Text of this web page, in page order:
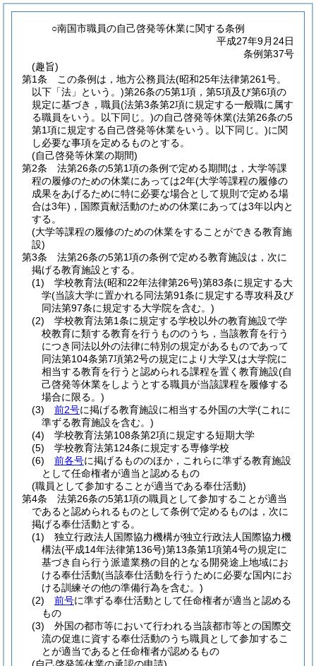
○南国市職員の自己啓発等休業に関する条例
平成27年9月24日
条例第37号
(趣旨)
第1条
この条例は，地方公務員法(昭和25年法律第261号。
以下「法」という。)第26条の5第1項，第5項及び第6項の
規定に基づき，職員(法第3条第2項に規定する一般職に属す
る職員をいう。以下同じ。)の自己啓発等休業(法第26条の5
第1項に規定する自己啓発等休業をいう。以下同じ。)に関
し必要な事項を定めるものとする。
(自己啓発等休業の期間)
第2条
法第26条の5第1項の条例で定める期間は，大学等課
程の履修のための休業にあっては2年(大学等課程の履修の
成果をあげるために特に必要な場合として規則で定める場
合は3年) ，国際貢献活動のための休業にあっては3年以内と
する。
(大学等課程の履修のための休業をすることができる教育施
設)
第3条
法第26条の5第1項の条例で定める教育施設は，次に
掲げる教育施設とする。
(1)
学校教育法(昭和22年法律第26号)第83条に規定する大
学(当該大学に置かれる同法第91条に規定する専攻科及び
同法第97条に規定する大学院を含む。)
(2)
学校教育法第1条に規定する学校以外の教育施設で学
校教育に類する教育を行うもののうち，当該教育を行う
につき同法以外の法律に特別の規定があるものであって
同法第104条第7項第2号の規定により大学又は大学院に
相当する教育を行うと認められる課程を置く教育施設(自
己啓発等休業をしようとする職員が当該課程を履修する
場合に限る。)
(3)
前2号に掲げる教育施設に相当する外国の大学(これに
準ずる教育施設を含む。)
(4)
学校教育法第108条第2項に規定する短期大学
(5)
学校教育法第124条に規定する専修学校
(6)
前各号に掲げるもののほか，これらに準ずる教育施設
として任命権者が適当と認めるもの
(職員として参加することが適当である奉仕活動)
第4条
法第26条の5第1項の職員として参加することが適当
であると認められるものとして条例で定めるものは，次に
掲げる奉仕活動とする。
(1)
独立行政法人国際協力機構が独立行政法人国際協力機
構法(平成14年法律第136号)第13条第1項第4号の規定に
基づき自ら行う派遣業務の目的となる開発途上地域にお
ける奉仕活動(当該奉仕活動を行うために必要な国内にお
ける訓練その他の準備行為を含む。)
(2)
前号に準ずる奉仕活動として任命権者が適当と認める
もの
(3)
外国の都市等において行われる当該都市等との国際交
流の促進に資する奉仕活動のうち職員として参加するこ
とが適当であると任命権者が認めるもの